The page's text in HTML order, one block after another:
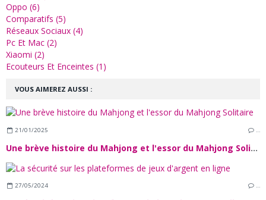
VOUS AIMEREZ AUSSI :
21/01/2025 …
Une brève histoire du Mahjong et l'essor du Mahjong Solitaire
27/05/2024 …
Oppo (6)
Comparatifs (5)
Réseaux Sociaux (4)
Pc Et Mac (2)
Xiaomi (2)
Ecouteurs Et Enceintes (1)